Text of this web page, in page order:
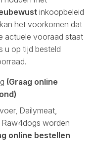
inkoopbeleid
het voorkomen dat
actuele vooraad staat
u op tijd besteld
(Graag online
Dailymeat,
Raw4dogs worden
online bestellen